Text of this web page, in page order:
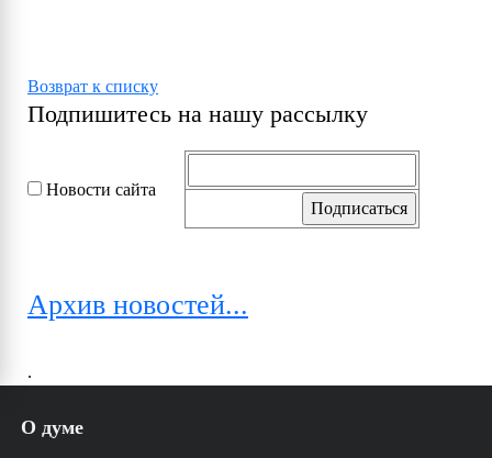
Возврат к списку
Подпишитесь на нашу рассылку
Новости сайта
Архив новостей...
.
О думе